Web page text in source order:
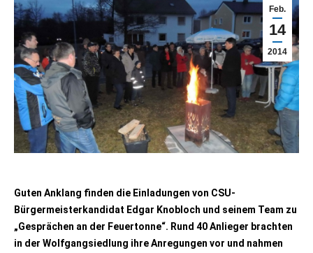
Feb.
14
2014
Guten Anklang finden die Einladungen von CSU-
Bürgermeisterkandidat Edgar Knobloch und seinem Team zu
„Gesprächen an der Feuertonne“. Rund 40 Anlieger brachten
in der Wolfgangsiedlung ihre Anregungen vor und nahmen